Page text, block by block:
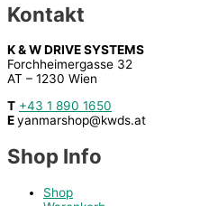
Kontakt
K & W DRIVE SYSTEMS
Forchheimergasse 32
AT – 1230 Wien
T +43 1 890 1650
Eyanmarshop@kwds.at
Shop Info
Shop